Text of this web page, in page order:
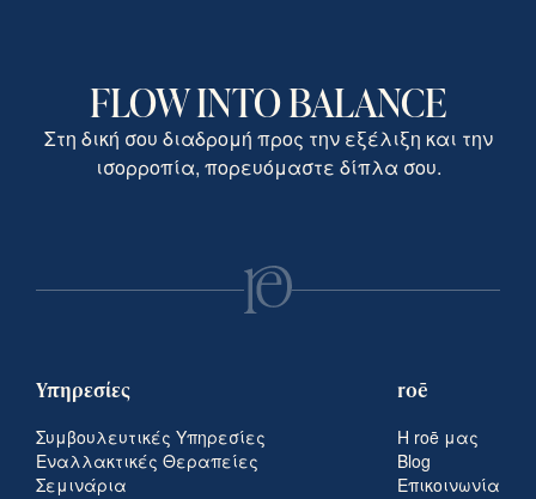
FLOW INTO BALANCE
Στη δική σου διαδρομή προς την εξέλιξη και την
ισορροπία, πορευόμαστε δίπλα σου.
Υπηρεσίες
Συμβουλευτικές Υπηρεσίες
Εναλλακτικές Θεραπείες
Σεμινάρια
roē
Η roē μας
Blog
Επικοινωνία